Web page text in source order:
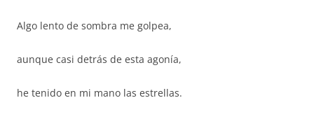
Algo lento de sombra me golpea,
aunque casi detrás de esta agonía,
he tenido en mi mano las estrellas.